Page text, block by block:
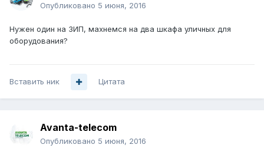
Опубликовано 5 июня, 2016
Нужен один на ЗИП, махнемся на два шкафа уличных для
оборудования?
Вставить ник Цитата
Avanta-telecom
Опубликовано 5 июня, 2016